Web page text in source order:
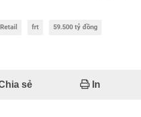
frt 59.500 tỷ đồng
sẻ In